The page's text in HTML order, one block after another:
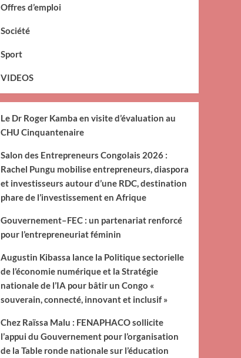
Offres d’emploi
Société
Sport
VIDEOS
Le Dr Roger Kamba en visite d’évaluation au
CHU Cinquantenaire
Salon des Entrepreneurs Congolais 2026 :
Rachel Pungu mobilise entrepreneurs, diaspora
et investisseurs autour d’une RDC, destination
phare de l’investissement en Afrique
Gouvernement–FEC : un partenariat renforcé
pour l’entrepreneuriat féminin
Augustin Kibassa lance la Politique sectorielle
de l’économie numérique et la Stratégie
nationale de l’IA pour bâtir un Congo «
souverain, connecté, innovant et inclusif »
Chez Raïssa Malu : FENAPHACO sollicite
l’appui du Gouvernement pour l’organisation
de la Table ronde nationale sur l’éducation